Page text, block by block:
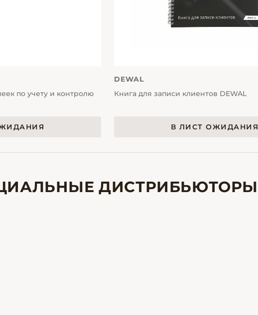
по учету и контролю
DEWAL
Книга для записи клиентов DEWAL
В ЛИСТ ОЖИДАНИЯ
ДИСТРИБЬЮТОРЫ